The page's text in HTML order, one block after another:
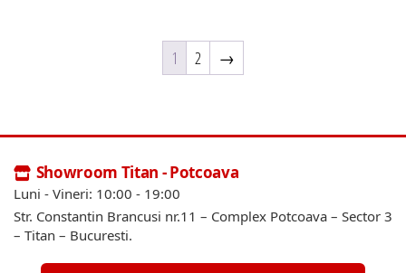
1 2 →
Showroom Titan - Potcoava
Luni - Vineri: 10:00 - 19:00
Str. Constantin Brancusi nr.11 – Complex Potcoava – Sector 3
– Titan – Bucuresti.